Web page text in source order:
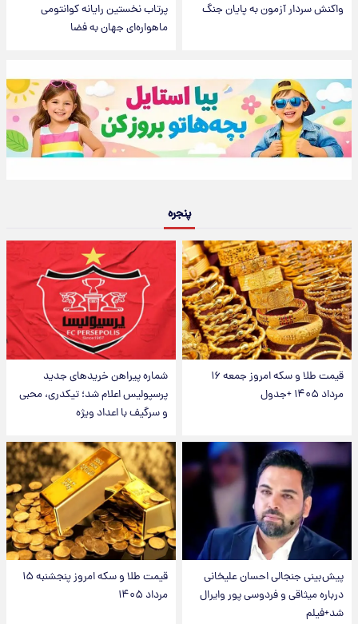
واکنش سردار آزمون به پایان جنگ
پرتاب نخستین رایانه کوانتومی
ماهواره‌ای جهان به فضا
پنجره
قیمت طلا و سکه امروز جمعه ۱۶
مرداد ۱۴۰۵ +جدول
شماره پیراهن خریدهای جدید
پرسپولیس اعلام شد؛ تیکدری، محبی
و سرگیف با اعداد ویژه
پیش‌بینی جنجالی احسان علیخانی
درباره میثاقی و فردوسی پور وایرال
شد+فیلم
قیمت طلا و سکه امروز پنجشنبه ۱۵
مرداد ۱۴۰۵